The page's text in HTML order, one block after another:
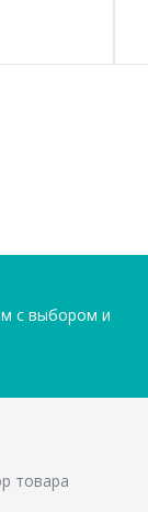
с выбором и
товара